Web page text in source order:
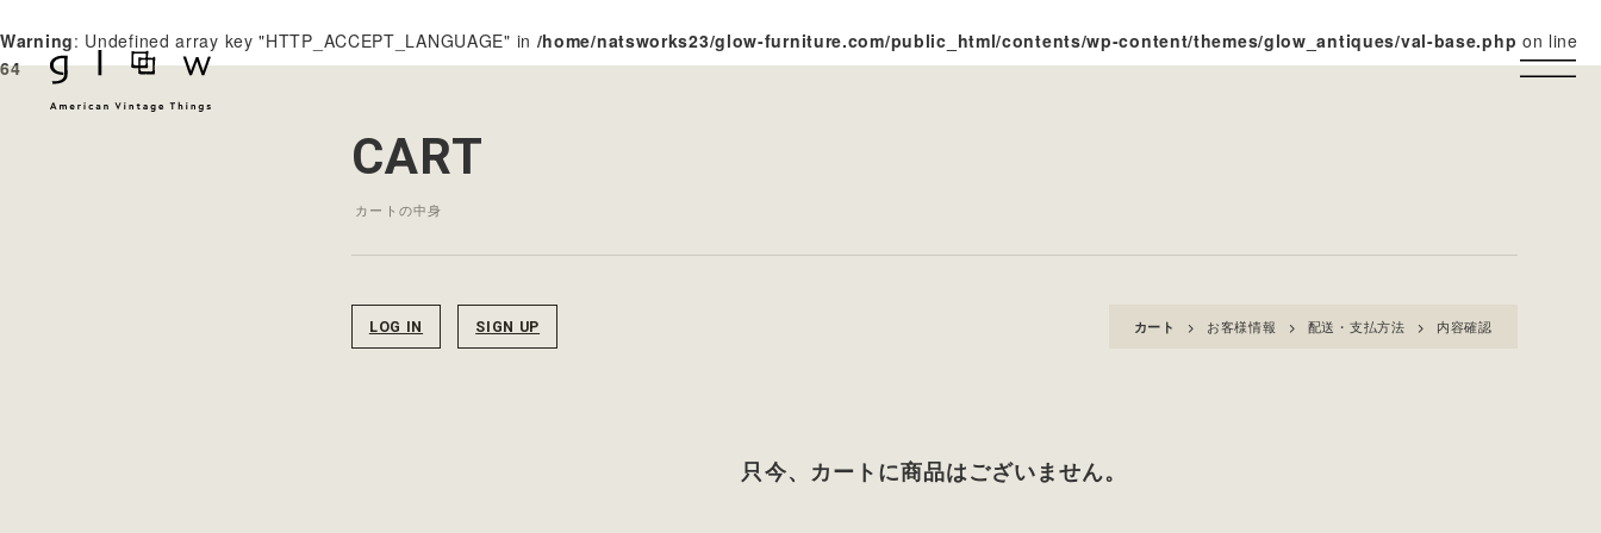
Warning: Undefined array key "HTTP_ACCEPT_LANGUAGE" in /home/natsworks23/glow-furniture.com/public_html/contents/wp-content/themes/glow_antiques/val-base.php on line
64
CART
カートの中身
LOG IN SIGN UP カート お客様情報 配送・支払方法 内容確認
只今、カートに商品はございません。